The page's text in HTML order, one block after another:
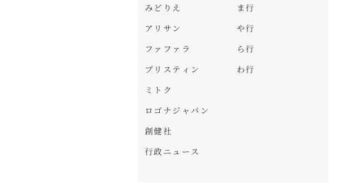
みどりえ
アリサン
ファファラ
プリスティン
ミトク
ロゴナジャパン
創健社
行政ニュース
ま行
や行
ら行
わ行